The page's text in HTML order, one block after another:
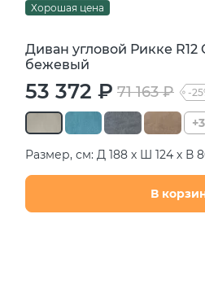
Хорошая цена
Диван угловой Рикке R12
бежевый
53 372 ₽ 71 163 ₽ -
Размер, см: Д 188 х Ш 124 х В
В